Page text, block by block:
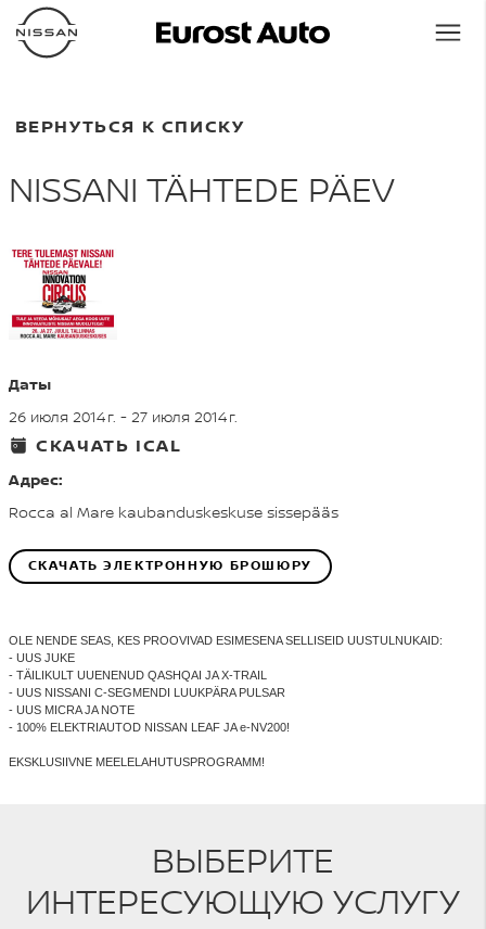
ВЕРНУТЬСЯ К СПИСКУ
NISSANI TÄHTEDE PÄEV
Даты
26 июля 2014 г. - 27 июля 2014 г.
СКАЧАТЬ ICAL
Адрес:
Rocca al Mare kaubanduskeskuse sissepääs
СКАЧАТЬ ЭЛЕКТРОННУЮ БРОШЮРУ
OLE NENDE SEAS, KES PROOVIVAD ESIMESENA SELLISEID UUSTULNUKAID:
- UUS JUKE
- TÄILIKULT UUENENUD QASHQAI JA X-TRAIL
- UUS NISSANI C-SEGMENDI LUUKPÄRA PULSAR
- UUS MICRA JA NOTE
- 100% ELEKTRIAUTOD NISSAN LEAF JA e-NV200!
EKSKLUSIIVNE MEELELAHUTUSPROGRAMM!
ВЫБЕРИТЕ
ИНТЕРЕСУЮЩУЮ УСЛУГУ